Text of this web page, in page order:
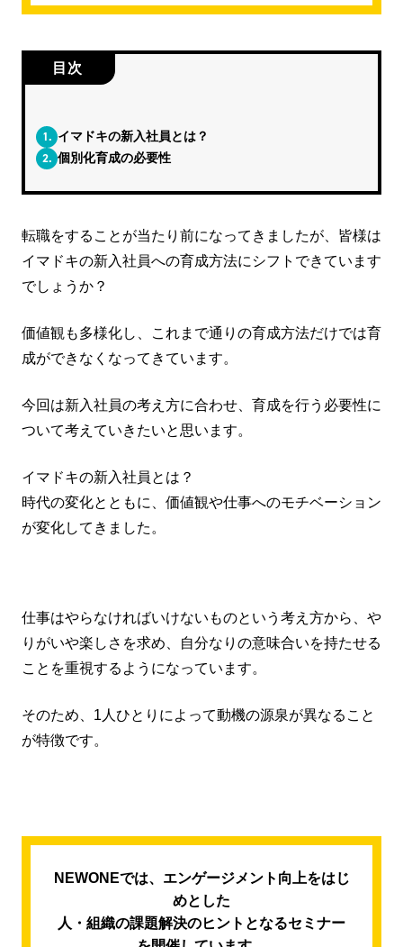
目次
1. イマドキの新入社員とは？
2. 個別化育成の必要性
転職をすることが当たり前になってきましたが、皆様は
イマドキの新入社員への育成方法にシフトできています
でしょうか？
価値観も多様化し、これまで通りの育成方法だけでは育
成ができなくなってきています。
今回は新入社員の考え方に合わせ、育成を行う必要性に
ついて考えていきたいと思います。
イマドキの新入社員とは？
時代の変化とともに、価値観や仕事へのモチベーション
が変化してきました。
仕事はやらなければいけないものという考え方から、や
りがいや楽しさを求め、自分なりの意味合いを持たせる
ことを重視するようになっています。
そのため、1人ひとりによって動機の源泉が異なること
が特徴です。
NEWONEでは、エンゲージメント向上をはじ
めとした
人・組織の課題解決のヒントとなるセミナー